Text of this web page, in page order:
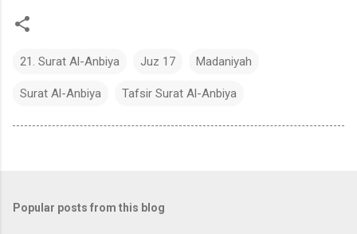
21. Surat Al-Anbiya Juz 17 Madaniyah
Surat Al-Anbiya Tafsir Surat Al-Anbiya
Popular posts from this blog